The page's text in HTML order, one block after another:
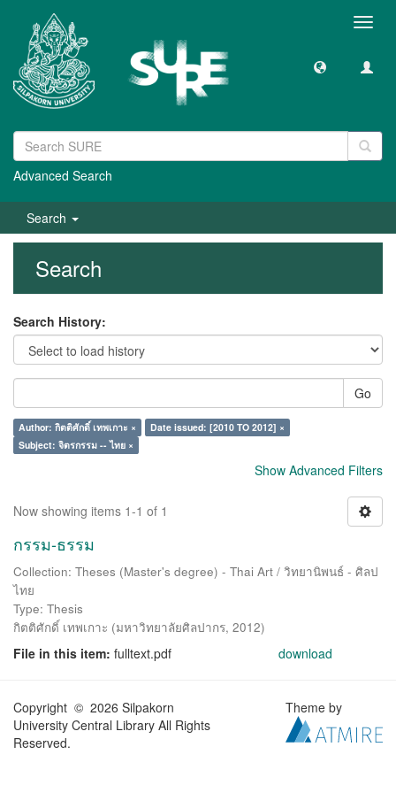
Advanced Search
Search
Search
Search History:
Go
Author: กิตติศักดิ์ เทพเกาะ ×
Date issued: [2010 TO 2012] ×
Subject: จิตรกรรม -- ไทย ×
Show Advanced Filters
Now showing items 1-1 of 1
กรรม-ธรรม
Collection: Theses (Master's degree) - Thai Art / วิทยานิพนธ์ - ศิลป
ไทย
Type: Thesis
กิตติศักดิ์ เทพเกาะ (มหาวิทยาลัยศิลปากร, 2012)
File in this item: fulltext.pdf download
Copyright © 2026 Silpakorn
University Central Library All Rights
Reserved.
Theme by